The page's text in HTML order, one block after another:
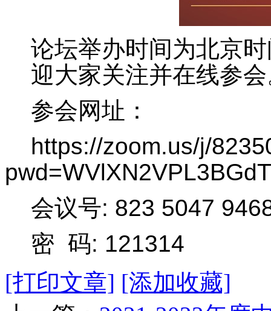
论坛举办时间为北京
迎大家关注并在线参
参会网址：
https://zoom.us/j/
会议号: 823 5047
密 码: 121314
[打印文章] [添加收藏]